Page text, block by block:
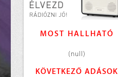
MOST HALLHATÓ
(null)
KÖVETKEZŐ ADÁSOK